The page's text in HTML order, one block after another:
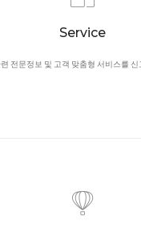
Service
전문정보 및 고객 맞춤형 서비스를 신